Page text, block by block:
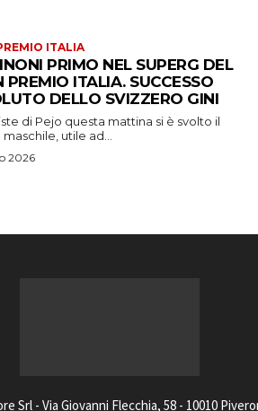
ITALIA
PRIMO NEL SUPERG DEL
PREMIO ITALIA. SUCCESSO
DELLO SVIZZERO GINI
di Pejo questa mattina si è svolto il
utile ad...
2026
Srl - Via Giovanni Flecchia, 58 - 10010